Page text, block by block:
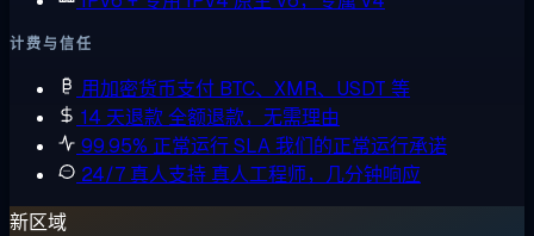
计费与信任
用加密货币支付 BTC、XMR、USDT 等
14 天退款全额退款，无需理由
99.95% 正常运行 SLA我们的正常运行承诺
24/7 真人支持 真人工程师，几分钟响应
新区域